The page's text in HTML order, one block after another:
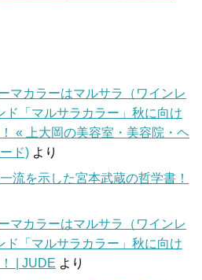
マカラーはマルサラ（ワインレ
ド「マルサラカラー」秋に向け
« 上大岡の美容室・美容院・ヘ
ド) より
流を示した宮本武蔵の哲学書！
マカラーはマルサラ（ワインレ
ド「マルサラカラー」秋に向け
| JUDE より